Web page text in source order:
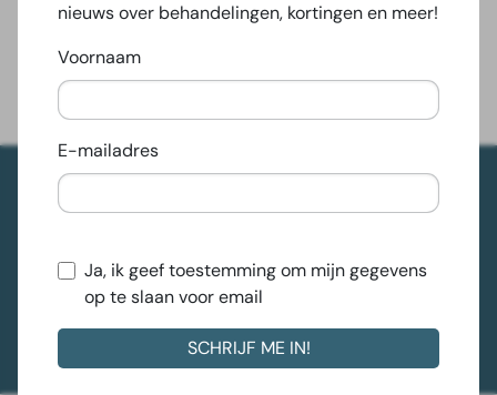
nieuws over behandelingen, kortingen en meer!
Voornaam
E-mailadres
Ja, ik geef toestemming om mijn gegevens
op te slaan voor email
Hoe cliënten verbaasd zijn als ze de voor- en na foto’s
zien wat de behandeling heeft gedaan, onwijs gaaf om
zulke mooie resultaten te behalen!
Artikelen
DINTEN